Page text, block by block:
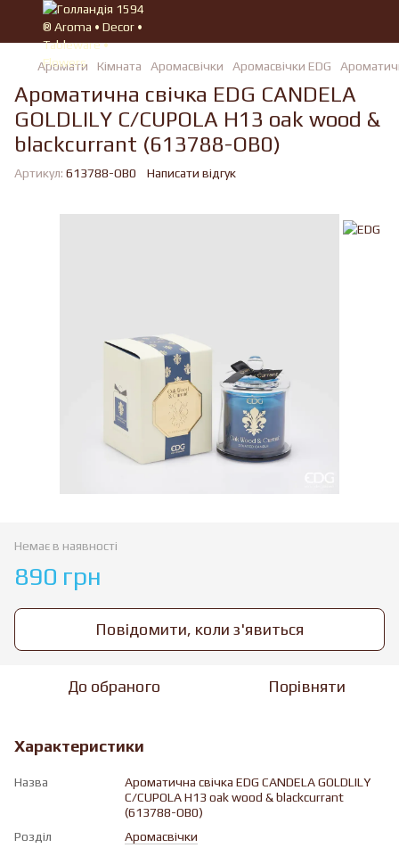
Аромати Кімната Аромасвічки Аромасвічки EDG
Ароматична свічка EDG CANDELA
GOLDLILY C/CUPOLA H13 oak wood &
blackcurrant (613788-OB0)
Артикул: 613788-OB0 Написати відгук
Немає в наявності
890 грн
Повідомити, коли з'явиться
До обраного Порівняти
Характеристики
Назва
Ароматична свічка EDG CANDELA GOLDLILY
C/CUPOLA H13 oak wood & blackcurrant
(613788-OB0)
Розділ
Аромасвічки